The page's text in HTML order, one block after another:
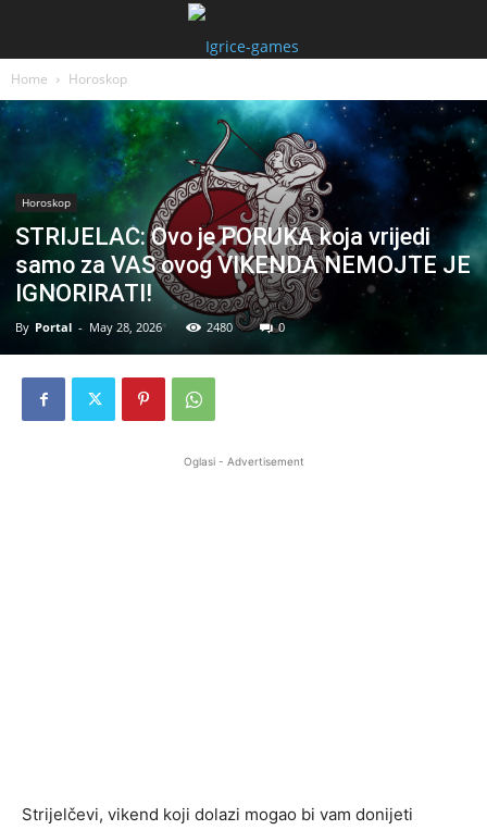
Home Horoskop
Horoskop
STRIJELAC: Ovo je PORUKA koja vrijedi
samo za VAS ovog VIKENDA NEMOJTE JE
IGNORIRATI!
By Portal - May 28, 2026 2480 0
Oglasi - Advertisement
Strijelčevi, vikend koji dolazi mogao bi vam donijeti